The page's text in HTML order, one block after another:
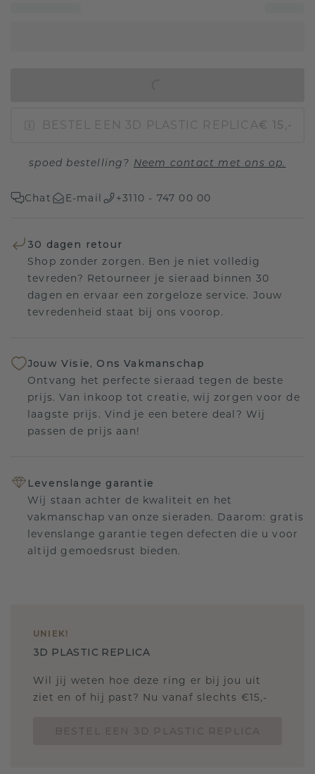
BESTEL EEN 3D PLASTIC REPLICA€ 15,-
spoed bestelling? Neem contact met ons op.
Chat E-mail +3110 - 747 00 00
30 dagen retour
Shop zonder zorgen. Ben je niet volledig
tevreden? Retourneer je sieraad binnen 30
dagen en ervaar een zorgeloze service. Jouw
tevredenheid staat bij ons voorop.
Jouw Visie, Ons Vakmanschap
Ontvang het perfecte sieraad tegen de beste
prijs. Van inkoop tot creatie, wij zorgen voor de
laagste prijs. Vind je een betere deal? Wij
passen de prijs aan!
Levenslange garantie
Wij staan achter de kwaliteit en het
vakmanschap van onze sieraden. Daarom: gratis
levenslange garantie tegen defecten die u voor
altijd gemoedsrust bieden.
UNIEK!
3D PLASTIC REPLICA
Wil jij weten hoe deze ring er bij jou uit
ziet en of hij past? Nu vanaf slechts €15,-